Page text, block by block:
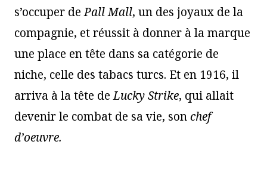
s’occuper dePall Mall, un des joyaux de la
compagnie, et réussit à donner à la marque
une place en tête dans sa catégorie de
niche, celle des tabacs turcs. Et en 1916, il
arriva à la tête deLucky Strike, qui allait
devenir le combat de sa vie, sonchef
d’oeuvre.